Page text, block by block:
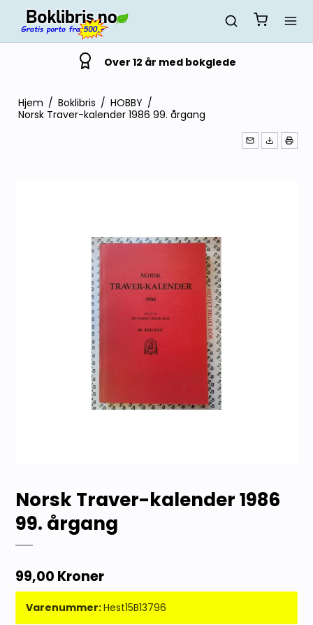
Over 12 år med bokglede
Hjem / Boklibris / HOBBY /
Norsk Traver-kalender 1986 99. årgang
Norsk Traver-kalender 1986
99. årgang
99,00 Kroner
Varenummer:Hest15B13796